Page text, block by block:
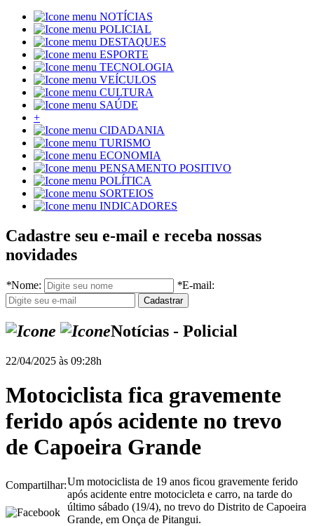
NOTÍCIAS
POLICIAL
DESTAQUES
ESPORTE
TECNOLOGIA
VEÍCULOS
CULTURA
SAÚDE
+
CIDADANIA
TURISMO
ECONOMIA
PENSAMENTO POSITIVO
POLÍTICA
SORTEIOS
INDICADORES
Cadastre seu e-mail e receba nossas
novidades
*Nome: *E-mail:
Notícias - Policial
22/04/2025 às 09:28h
Motociclista fica gravemente
ferido após acidente no trevo
de Capoeira Grande
Compartilhar:Um motociclista de 19 anos ficou gravemente ferido
após acidente entre motocicleta e carro, na tarde do
último sábado (19/4), no trevo do Distrito de Capoeira
Grande, em Onça de Pitangui.